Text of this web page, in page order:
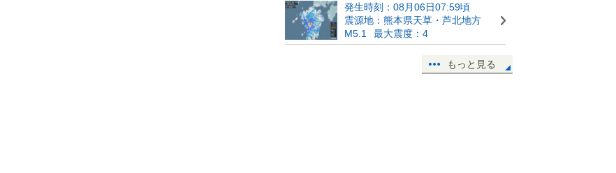
発生時刻：08月06日07:59頃
震源地：熊本県天草・芦北地方
M5.1
最大震度：4
もっと見る